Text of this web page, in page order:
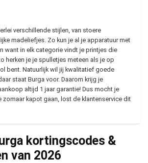
verschillende stijlen, van stoere
madeliefjes. Zo kun je al je apparatuur met
want in elk categorie vindt je printjes die
herken je je spulletjes meteen als je op
bent. Natuurlijk wil jij kwalitatief goede
staat Burga voor. Daarom krijg je
altijd 1 jaar garantie! Dus mocht je
kapot gaan, lost de klantenservice dit
kortingscodes &
van 2026